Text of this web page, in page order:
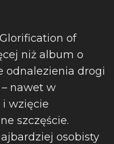
of
niż album o
odnalezienia drogi
nawet w
wzięcie
szczęście.
osobisty